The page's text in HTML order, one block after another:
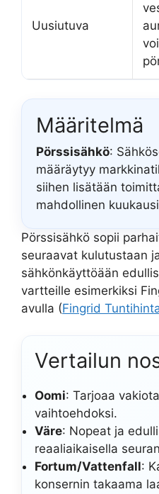
Uusiutuva
Määritelmä
Pörssisähkö:
määräytyy
siihen lisätään
mahdollinen
Pörssisähkö sopii
seuraavat kulutustaan
sähkönkäyttöään
vartteille esimerkiksi
avulla (Fingrid
Vertailun
Oomi: Tarjoaa
vaihtoehdoksi.
Väre: Nopeat ja
reaaliaikaisella
Fortum/Vattenfall:
konsernin takaama